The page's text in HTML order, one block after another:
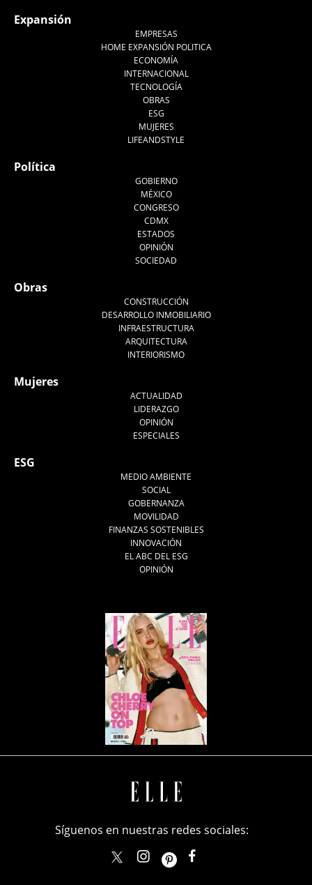
Expansión
EMPRESAS
HOME EXPANSIÓN POLITICA
ECONOMÍA
INTERNACIONAL
TECNOLOGÍA
OBRAS
ESG
MUJERES
LIFEANDSTYLE
Política
GOBIERNO
MÉXICO
CONGRESO
CDMX
ESTADOS
OPINIÓN
SOCIEDAD
Obras
CONSTRUCCIÓN
DESARROLLO INMOBILIARIO
INFRAESTRUCTURA
ARQUITECTURA
INTERIORISMO
Mujeres
ACTUALIDAD
LIDERAZGO
OPINIÓN
ESPECIALES
ESG
MEDIO AMBIENTE
SOCIAL
GOBERNANZA
MOVILIDAD
FINANZAS SOSTENIBLES
INNOVACIÓN
EL ABC DEL ESG
OPINIÓN
Síguenos en nuestras redes sociales:
elle_mexicoellemexico